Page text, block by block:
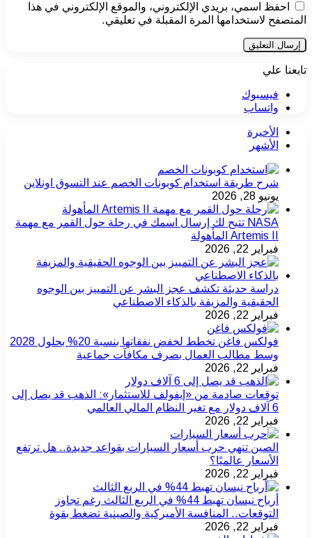
احفظ اسمي، بريدي الإلكتروني، والموقع الإلكتروني في هذا
المتصفح لاستخدامها المرة المقبلة في تعليقي.
تابعنا علي
فيسبوك
واتساب
الأخيرة
الأشهر
شرح طريقة استخدام كوبونات الخصم عند التسوق اونلاين
يونيو 28, 2026
NASA تتيح لك إرسال اسمك في رحلة حول القمر مع مهمة
Artemis II المأهولة
فبراير 22, 2026
دراسة حديثة تكشف عجز البشر عن التمييز بين الوجوه
الحقيقية والمزيفة بالذكاء الاصطناعي
فبراير 22, 2026
فولكس فاغن تخطط لخفض نفقاتها بنسبة 20% بحلول 2028
وسط مطالب العمال بصرف مكافآت جماعية
فبراير 22, 2026
توقعات صادمة من «إيفولف للاستثمار»: الذهب قد يصل إلى
6 آلاف دولار مع تغير النظام المالي العالمي
فبراير 22, 2026
الصين تنهي حرب أسعار السيارات بقواعد جديدة.. هل ترتفع
الأسعار عالميًا؟
فبراير 22, 2026
أرباح نيسان تهبط 44% في الربع الثالث رغم تجاوز
التوقعات.. المنافسة الأميركية والصينية تضغط بقوة
فبراير 22, 2026